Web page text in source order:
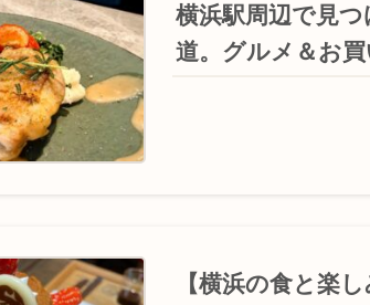
横浜駅周辺で見
道。グルメ＆お
【横浜の食と楽